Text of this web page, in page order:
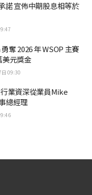
諾 宣佈中期股息相等於
奪 2026 年 WSOP 主賽
美元獎金
09:30
業資深從業員Mike
總經理